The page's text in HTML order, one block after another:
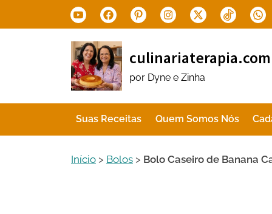
to
YoutubeFacebookPinterestInstagram
X.com Tiktok
culinariaterapia.com
por Dyne e Zinha
Suas Receitas Quem Somos Nós
Início > Bolos > Bolo Caseiro de Banana